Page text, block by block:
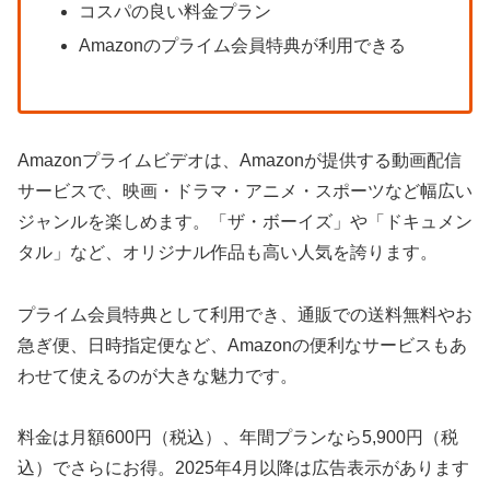
コスパの良い料金プラン
Amazonのプライム会員特典が利用できる
Amazonプライムビデオは、Amazonが提供する動画配信
サービスで、映画・ドラマ・アニメ・スポーツなど幅広い
ジャンルを楽しめます。「ザ・ボーイズ」や「ドキュメン
タル」など、オリジナル作品も高い人気を誇ります。
プライム会員特典として利用でき、通販での送料無料やお
急ぎ便、日時指定便など、Amazonの便利なサービスもあ
わせて使えるのが大きな魅力です。
料金は月額600円（税込）、年間プランなら5,900円（税
込）でさらにお得。2025年4月以降は広告表示があります